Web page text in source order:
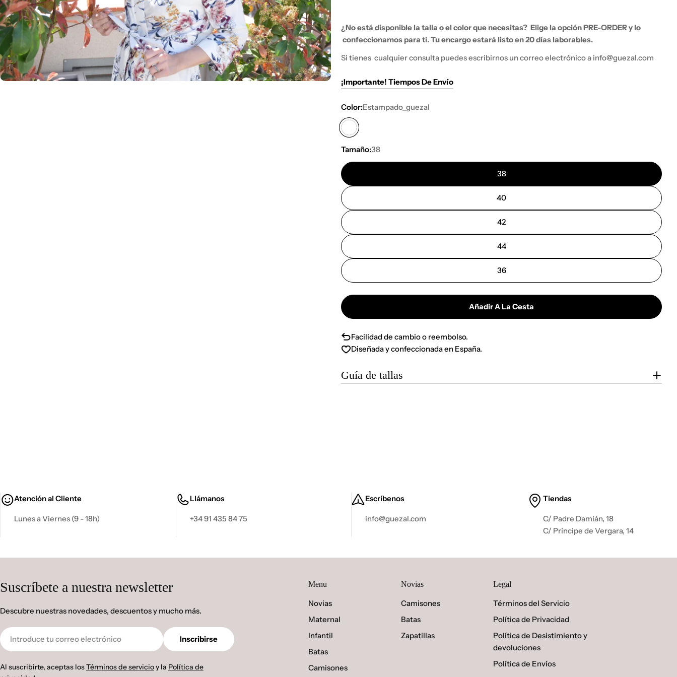
¿No está disponible la talla o el color que necesitas? Elige la opción PRE-ORDER y lo
confeccionamos para ti. Tu encargo estará listo en 20 días laborables.
Si tienes cualquier consulta puedes escribirnos un correo electrónico a info@guezal.com
¡Importante! Tiempos De Envío
Color:Estampado_guezal
Tamaño:38
38
40
42
44
36
Añadir A La Cesta
Facilidad de cambio o reembolso.
Diseñada y confeccionada en España.
Guía de tallas
Atención al Cliente
Lunes a Viernes (9 - 18h)
Llámanos
+34 91 435 84 75
Escríbenos
info@guezal.com
Tiendas
C/ Padre Damián, 18
C/ Príncipe de Vergara, 14
Suscríbete a nuestra newsletter
Descubre nuestras novedades, descuentos y mucho más.
Correo
electrónico
Inscribirse
Al suscribirte, aceptas losTérminos de servicioy la Política de
Menu
Novias
Maternal
Infantil
Batas
Camisones
Novias
Camisones
Batas
Zapatillas
Legal
Términos del Servicio
Política de Privacidad
Política de Desistimiento y
devoluciones
Política de Envíos